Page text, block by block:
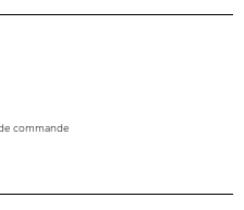
commande